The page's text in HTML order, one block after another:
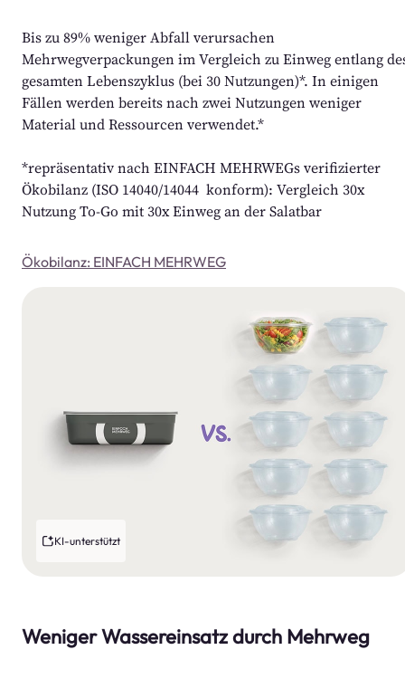
Bis zu 89% weniger Abfall verursachen
Mehrwegverpackungen im Vergleich zu Einweg entlang
gesamten Lebenszyklus (bei 30 Nutzungen)*. In einigen
Fällen werden bereits nach zwei Nutzungen weniger
Material und Ressourcen verwendet.*
*repräsentativ nach EINFACH MEHRWEGs verifizierter
Ökobilanz (ISO 14040/14044  konform): Vergleich 30x
Nutzung To-Go mit 30x Einweg an der Salatbar
Ökobilanz: EINFACH MEHRWEG
KI-unterstützt
Weniger Wassereinsatz durch Mehrweg